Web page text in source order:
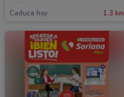
Caduca hoy 1.3 km